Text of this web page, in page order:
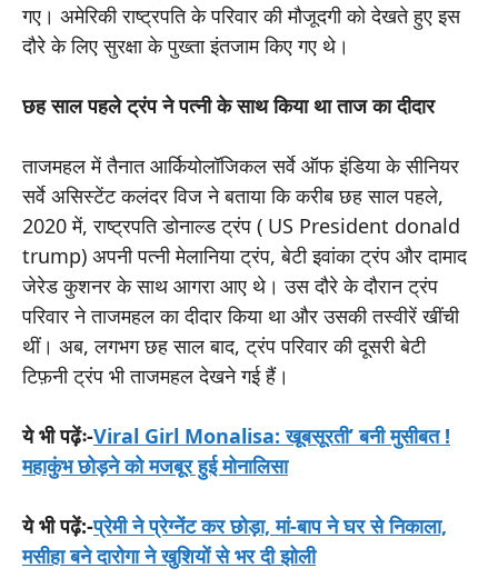
गए। अमेरिकी राष्ट्रपति के परिवार की मौजूदगी को देखते हुए इस
दौरे के लिए सुरक्षा के पुख्ता इंतजाम किए गए थे।
छह साल पहले ट्रंप ने पत्नी के साथ किया था ताज का दीदार
ताजमहल में तैनात आर्कियोलॉजिकल सर्वे ऑफ इंडिया के सीनियर
सर्वे असिस्टेंट कलंदर विज ने बताया कि करीब छह साल पहले,
2020 में, राष्ट्रपति डोनाल्ड ट्रंप ( US President donald
trump) अपनी पत्नी मेलानिया ट्रंप, बेटी इवांका ट्रंप और दामाद
जेरेड कुशनर के साथ आगरा आए थे। उस दौरे के दौरान ट्रंप
परिवार ने ताजमहल का दीदार किया था और उसकी तस्वीरें खींची
थीं। अब, लगभग छह साल बाद, ट्रंप परिवार की दूसरी बेटी
टिफ़नी ट्रंप भी ताजमहल देखने गई हैं।
ये भी पढ़ेंः-Viral Girl Monalisa: खूबसूरती’ बनी मुसीबत !
महाकुंभ छोड़ने को मजबूर हुई मोनालिसा
ये भी पढ़ें:-प्रेमी ने प्रेग्नेंट कर छोड़ा, मां-बाप ने घर से निकाला,
मसीहा बने दारोगा ने खुशियों से भर दी झोली